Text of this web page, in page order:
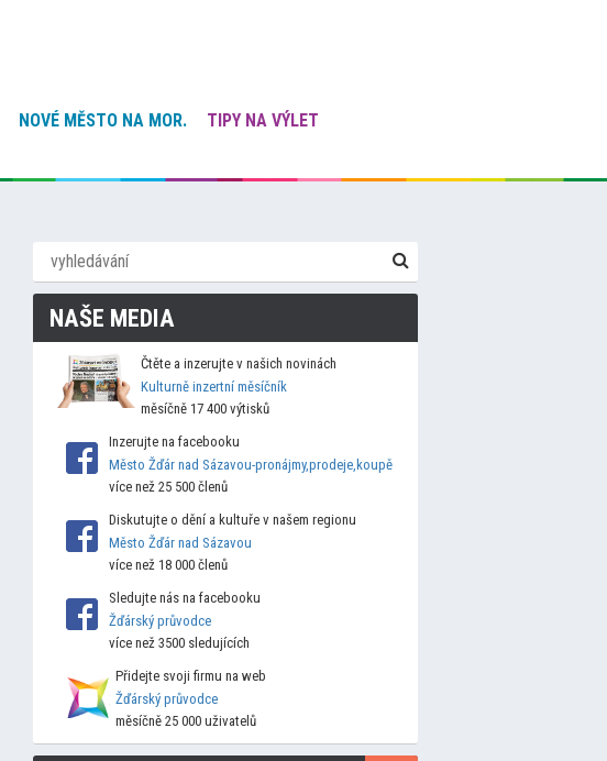
NOVÉ MĚSTO NA MOR.
TIPY NA VÝLET
NAŠE MEDIA
Čtěte a inzerujte v našich novinách
Kulturně inzertní měsíčník
měsíčně 17 400 výtisků
Inzerujte na facebooku
Město Žďár nad Sázavou-pronájmy,prodeje,koupě
více než 25 500 členů
Diskutujte o dění a kultuře v našem regionu
Město Žďár nad Sázavou
více než 18 000 členů
Sledujte nás na facebooku
Žďárský průvodce
více než 3500 sledujících
Přidejte svoji firmu na web
Žďárský průvodce
měsíčně 25 000 uživatelů